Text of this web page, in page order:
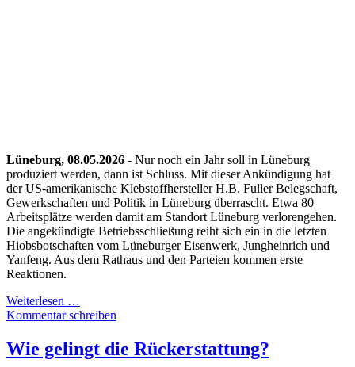
Lüneburg, 08.05.2026 - Nur noch ein Jahr soll in Lüneburg
produziert werden, dann ist Schluss. Mit dieser Ankündigung hat
der US-amerikanische Klebstoffhersteller H.B. Fuller Belegschaft,
Gewerkschaften und Politik in Lüneburg überrascht. Etwa 80
Arbeitsplätze werden damit am Standort Lüneburg verlorengehen.
Die angekündigte Betriebsschließung reiht sich ein in die letzten
Hiobsbotschaften vom Lüneburger Eisenwerk, Jungheinrich und
Yanfeng. Aus dem Rathaus und den Parteien kommen erste
Reaktionen.
Weiterlesen …
Kommentar schreiben
Wie gelingt die Rückerstattung?